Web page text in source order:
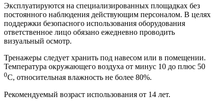
Эксплуатируются на специализированных площадках без
постоянного наблюдения действующим персоналом. В целях
поддержки безопасного использования оборудования
ответственное лицо обязано ежедневно проводить
визуальный осмотр.
Тренажеры следует хранить под навесом или в помещении.
Температура окружающего воздуха от минус 10 до плюс 50
0С, относительная влажность не более 80%.
Рекомендуемый возраст использования от 14 лет.